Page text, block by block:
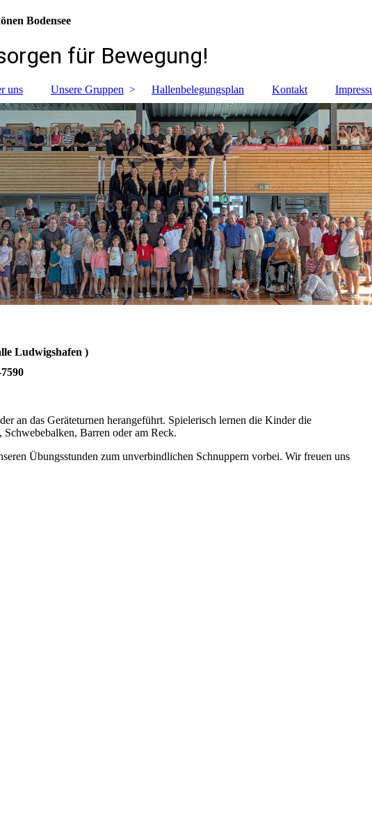
Bodensee
Bewegung!
uns Unsere Gruppen Hallenbelegungsplan Kontakt
Ludwigshafen )
an das Geräteturnen herangeführt. Spielerisch lernen die Kinder die
Barren oder am Reck.
Übungsstunden zum unverbindlichen Schnuppern vorbei. Wir freuen uns